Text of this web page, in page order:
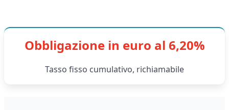
Obbligazione in euro al 6,20%
Tasso fisso cumulativo, richiamabile